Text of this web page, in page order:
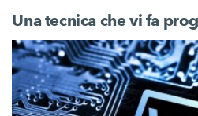
Una tecnica che vi fa